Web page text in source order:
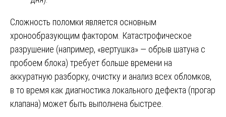
Сложность поломки является основным
хронообразующим фактором. Катастрофическое
разрушение (например, «вертушка» — обрыв шатуна с
пробоем блока) требует больше времени на
аккуратную разборку, очистку и анализ всех обломков,
в то время как диагностика локального дефекта (прогар
клапана) может быть выполнена быстрее.